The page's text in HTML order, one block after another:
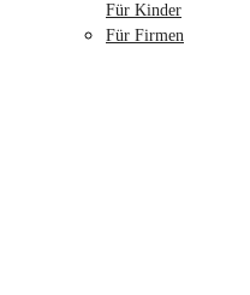
Für Kinder
Für Firmen